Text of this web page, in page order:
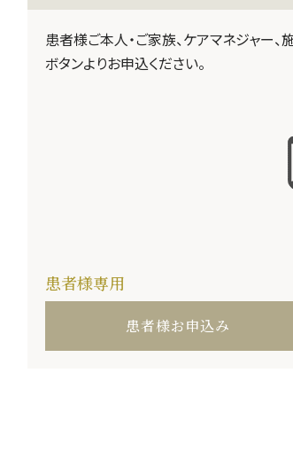
患者様ご本人・ご家族、ケアマネジャー
ボタンよりお申込ください。
患者様専用
患者様お申込み